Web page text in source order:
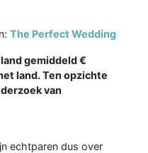
The Perfect Wedding
gemiddeld €
land. Ten opzichte
van
echtparen dus over